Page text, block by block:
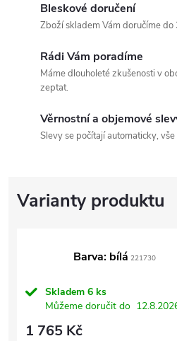
Bleskové doručení
Zboží skladem Vám doručíme do
Rádi Vám poradíme
Máme dlouholeté zkušenosti v
zeptat.
Věrnostní a objemové
Slevy se počítají automaticky,
Barva: bílá 221730
Skladem 6 ks
Můžeme doručit do
1 765 Kč